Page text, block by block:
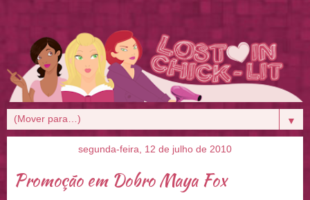
▼
segunda-feira, 12 de julho de 2010
Promoção em Dobro Maya Fox